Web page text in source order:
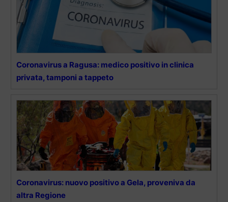
Coronavirus a Ragusa: medico positivo in clinica
privata, tamponi a tappeto
Coronavirus: nuovo positivo a Gela, proveniva da
altra Regione